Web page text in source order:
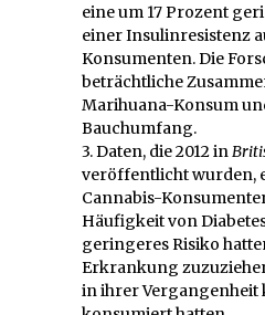
eine um 17 Prozent
einer Insulinresistenz
Konsumenten. Die
beträchtliche
Marihuana-Konsum
Bauchumfang.
3. Daten, die 2012 in
veröffentlicht wurden,
Cannabis-
Häufigkeit von
geringeres Risiko
Erkrankung
in ihrer Vergangenheit